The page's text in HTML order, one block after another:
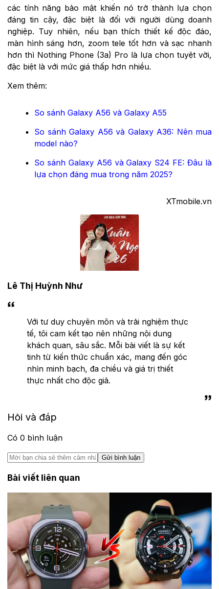
các tính năng bảo mật khiến nó trở thành lựa chọn
đáng tin cậy, đặc biệt là đối với người dùng doanh
nghiệp. Tuy nhiên, nếu bạn thích thiết kế độc đáo,
màn hình sáng hơn, zoom tele tốt hơn và sạc nhanh
hơn thì Nothing Phone (3a) Pro là lựa chọn tuyệt vời,
đặc biệt là với mức giá thấp hơn nhiều.
Xem thêm:
So sánh Galaxy A56 và Galaxy A55
So sánh Galaxy A56 và Galaxy A36: Nên mua
model nào?
So sánh Galaxy A56 và Galaxy S24 FE: Đâu là
lựa chọn đáng mua trong năm 2025?
XTmobile.vn
Lê Thị Huỳnh Như
Với tư duy chuyên môn và trải nghiệm thực
tế, tôi cam kết tạo nên những nội dung
khách quan, sâu sắc. Mỗi bài viết là sự kết
tinh từ kiến thức chuẩn xác, mang đến góc
nhìn minh bạch, đa chiều và giá trị thiết
thực nhất cho độc giả.
Hỏi và đáp
Có 0 bình luận
Gửi bình luận
Bài viết liên quan